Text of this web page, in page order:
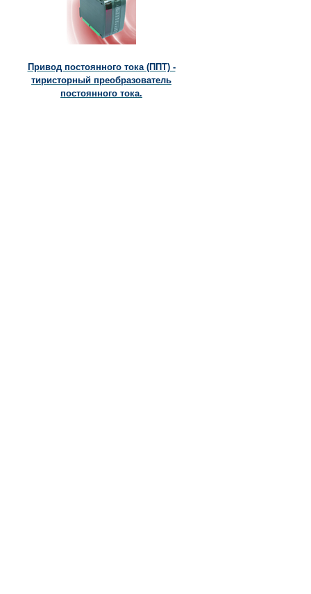
Привод постоянного тока (ППТ) -
тиристорный преобразователь
постоянного тока.